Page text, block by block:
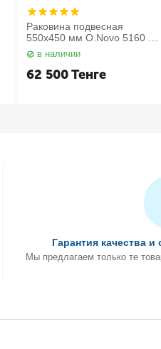
Раковина подвесная
550х450 мм O.Novo 5160 55
01 Villeroy&Boch
в наличии
62 500Тенге
Гарантия качества
Мы предлагаем только те